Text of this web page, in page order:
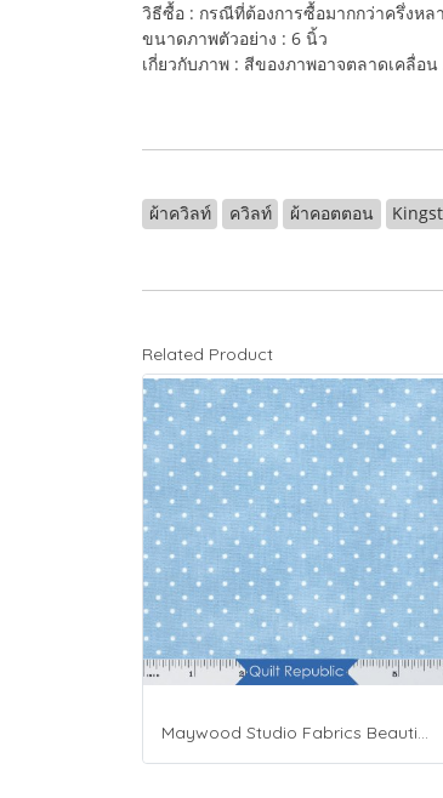
วิธีซื้อ : กรณีที่ต้องการซื้อมากกว่าครึ่งหล
ขนาดภาพตัวอย่าง : 6 นิ้ว
เกี่ยวกับภาพ : สีของภาพอาจตลาดเคลื่อ
ผ้าควิลท์ ควิลท์ ผ้าคอตตอน
Related Product
Maywood Studio Fabrics Beautiful Basics Blue